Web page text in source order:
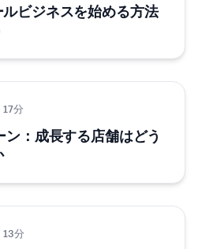
ビジネスを始める方法
分
ン：成長する店舗はどう
分